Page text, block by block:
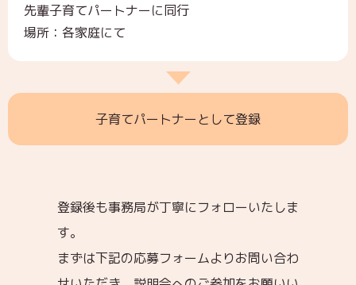
先輩子育てパートナーに同行
場所：各家庭にて
子育てパートナーとして登録
登録後も事務局が丁寧にフォローいたしま
す。
まずは下記の応募フォームよりお問い合わ